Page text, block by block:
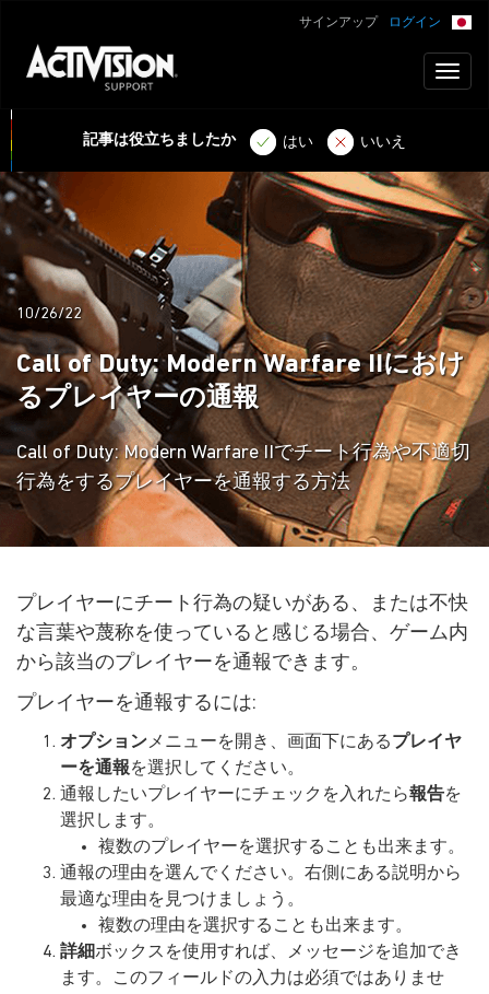
ログイン
サインアップ
記事は役立ちましたか はい いいえ
10/26/22
Call of Duty: Modern Warfare IIにおけ
るプレイヤーの通報
Call of Duty: Modern Warfare IIでチート行為や不適切
行為をするプレイヤーを通報する方法
プレイヤーにチート行為の疑いがある、または不快
な言葉や蔑称を使っていると感じる場合、ゲーム内
から該当のプレイヤーを通報できます。
プレイヤーを通報するには:
オプションメニューを開き、画面下にあるプレイヤ
ーを通報を選択してください。
通報したいプレイヤーにチェックを入れたら報告を
選択します。
複数のプレイヤーを選択することも出来ます。
通報の理由を選んでください。右側にある説明から
最適な理由を見つけましょう。
複数の理由を選択することも出来ます。
詳細ボックスを使用すれば、メッセージを追加でき
ます。このフィールドの入力は必須ではありませ